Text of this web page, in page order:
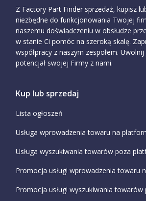
Z Factory Part Finder sprzedaż, kupisz
niezbędne do funkcjonowania Twojej
naszemu doświadczeniu w obsłudze
w stanie Ci pomóc na szeroką skalę.
współpracy z naszym zespołem.
potencjał swojej Firmy z nami.
Kup lub sprzedaj
Lista ogłoszeń
Usługa wprowadzenia towaru na
Usługa wyszukiwania towarów poza
Promocja usługi wprowadzenia towaru
Promocja usługi wyszukiwania